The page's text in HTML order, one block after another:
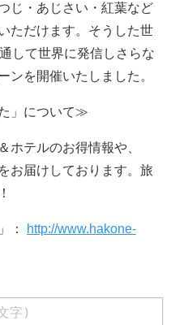
じ・あじさい・紅葉など
ただけます。そうした世
して世界に発信しさらな
ンを開催いたしました。
」について≫
ホテルのお得情報や、
お届けしております。旅
：
http://www.hakone-